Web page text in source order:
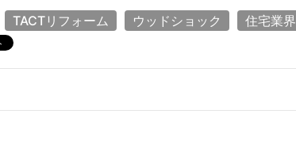
TACTリフォーム ウッドショック 住宅業界